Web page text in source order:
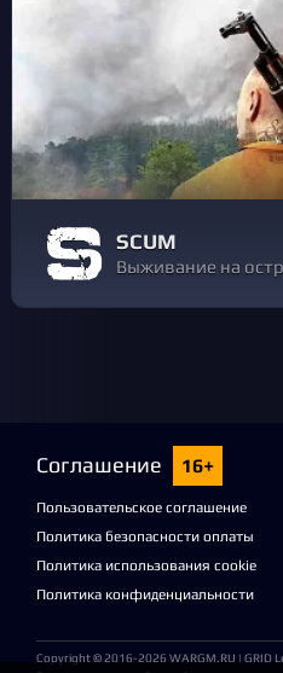
SCUM
Соглашение 16+
Пользовательское соглашение
Политика безопасности оплаты
Политика использования cookie
Политика конфиденциальности
Copyright © 2016-2026 WARGM.RU | GRID